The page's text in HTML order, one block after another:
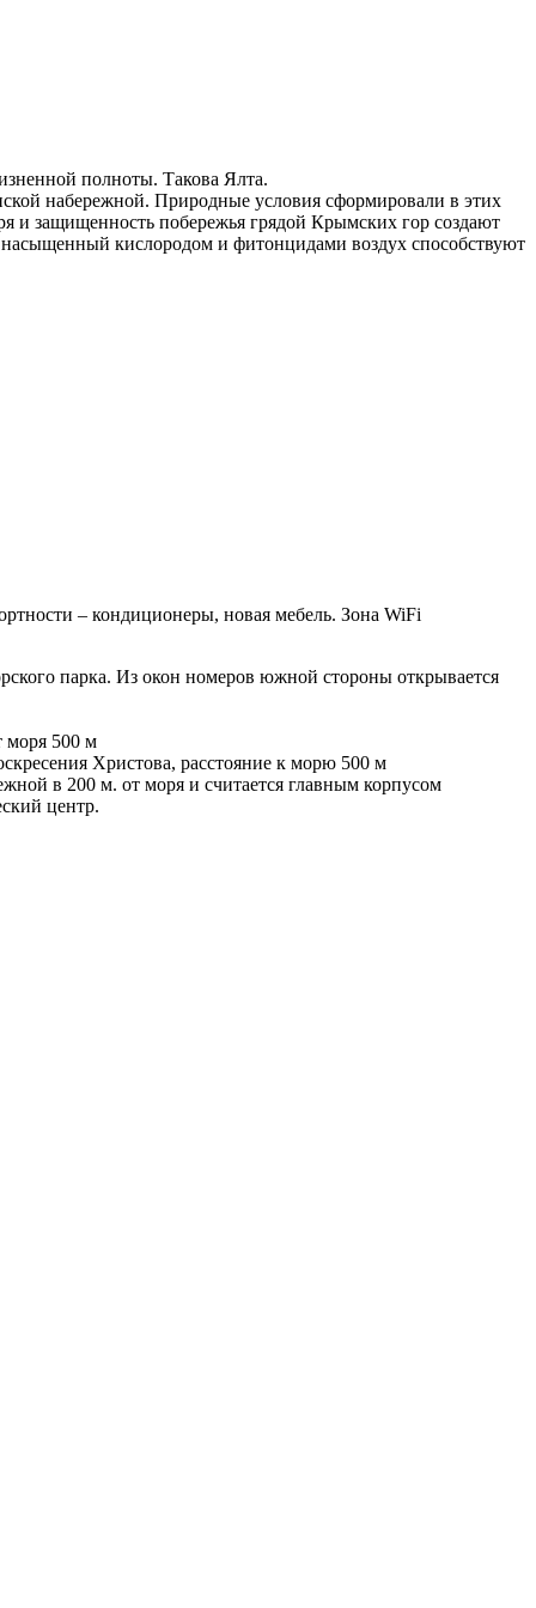
полноты. Такова Ялта.
набережной. Природные условия сформировали в этих
и защищенность побережья грядой Крымских гор создают
насыщенный кислородом и фитонцидами воздух способствуют
– кондиционеры, новая мебель. Зона WiFi
парка. Из окон номеров южной стороны открывается
моря 500 м
Христова, расстояние к морю 500 м
в 200 м. от моря и считается главным корпусом
центр.